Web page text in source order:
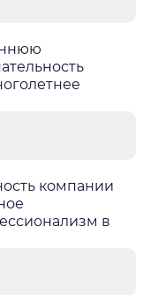
компании
в